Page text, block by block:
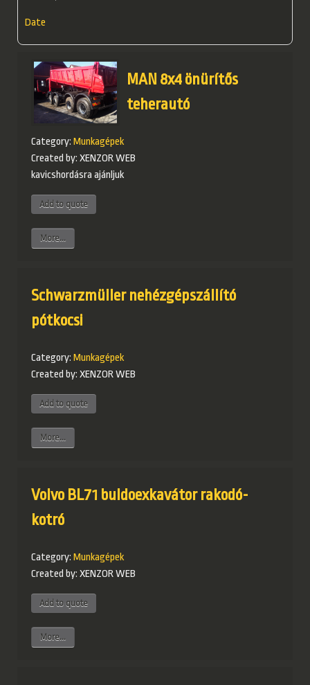
Date
MAN 8x4 önürítős
teherautó
Category: Munkagépek
Created by: XENZOR WEB
kavicshordásra ajánljuk
More...
Schwarzmüller nehézgépszállító
pótkocsi
Category: Munkagépek
Created by: XENZOR WEB
More...
Volvo BL71 buldoexkavátor rakodó-
kotró
Category: Munkagépek
Created by: XENZOR WEB
More...